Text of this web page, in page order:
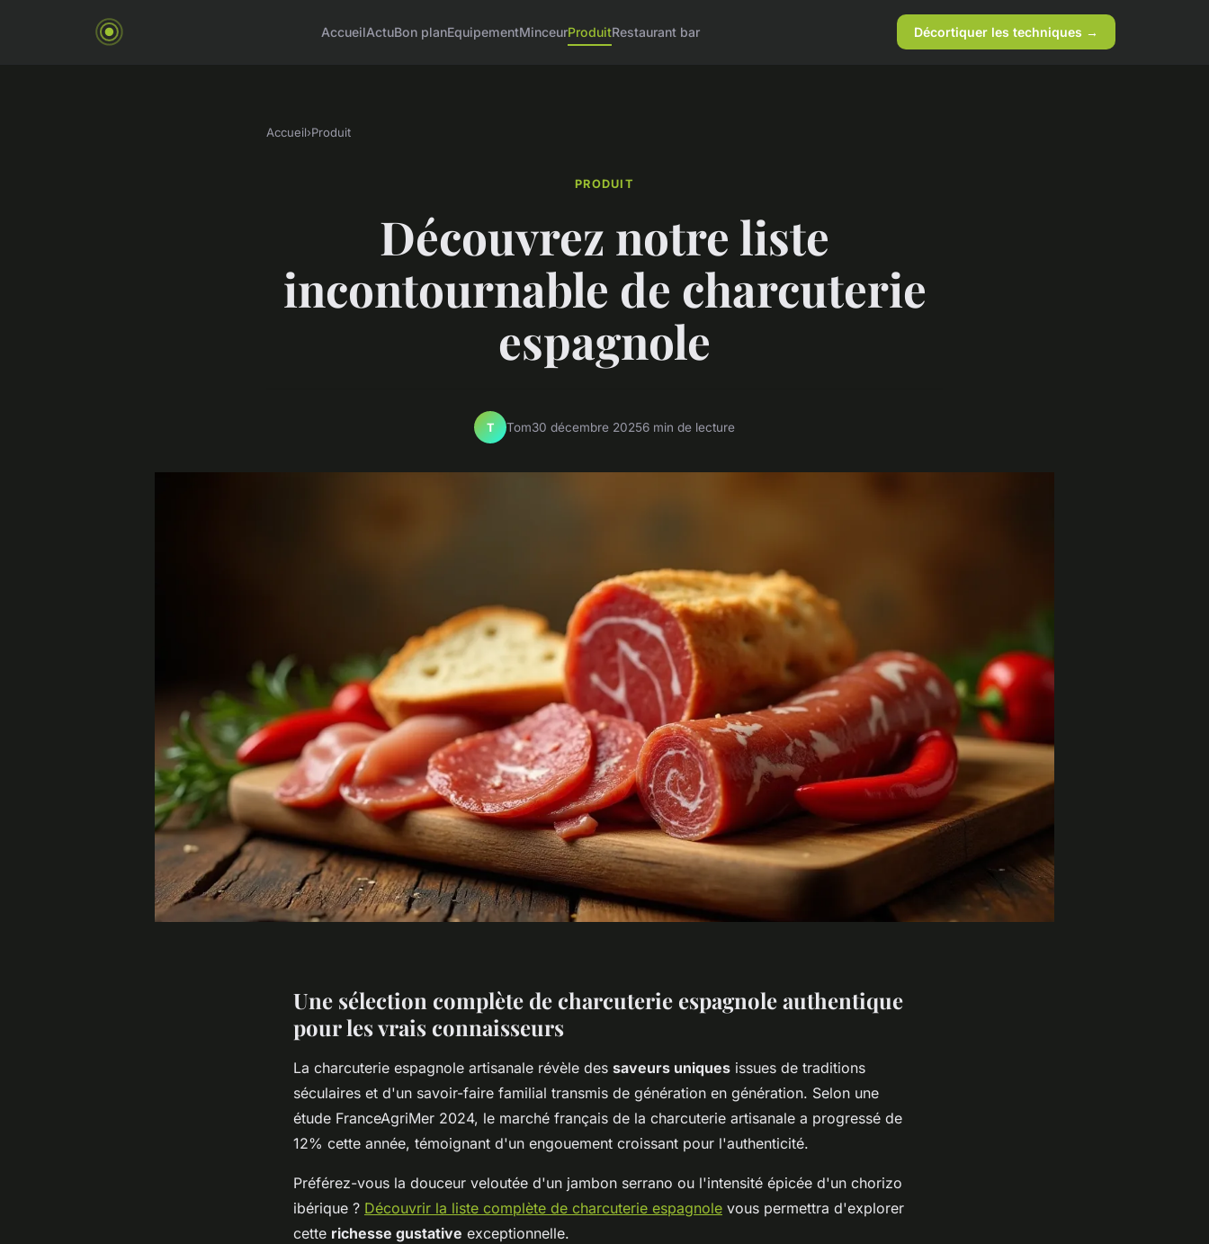
AccueilActuBon planEquipementMinceurProduitRestaurant bar Décortiquer les techniques →
Accueil›Produit
PRODUIT
Découvrez notre liste
incontournable de charcuterie
espagnole
T Tom30 décembre 20256 min de lecture
Une sélection complète de charcuterie espagnole authentique
pour les vrais connaisseurs
La charcuterie espagnole artisanale révèle des saveurs uniques issues de traditions
séculaires et d'un savoir-faire familial transmis de génération en génération. Selon une
étude FranceAgriMer 2024, le marché français de la charcuterie artisanale a progressé de
12% cette année, témoignant d'un engouement croissant pour l'authenticité.
Préférez-vous la douceur veloutée d'un jambon serrano ou l'intensité épicée d'un chorizo
ibérique ? Découvrir la liste complète de charcuterie espagnole vous permettra d'explorer
cette richesse gustative exceptionnelle.